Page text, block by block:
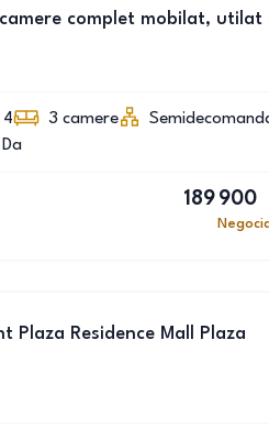
complet mobilat, utilat
4 3 camere
Da
189 900
Plaza Residence Mall Plaza